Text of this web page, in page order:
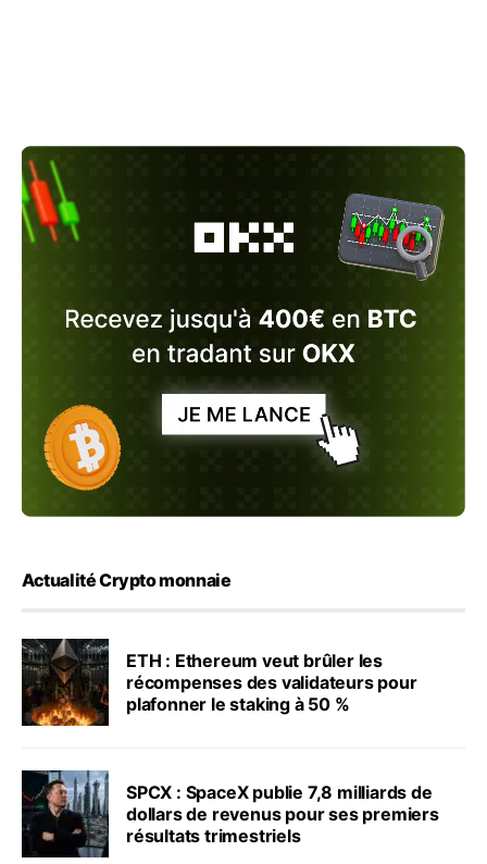
Actualité Crypto monnaie
ETH : Ethereum veut brûler les
récompenses des validateurs pour
plafonner le staking à 50 %
SPCX : SpaceX publie 7,8 milliards de
dollars de revenus pour ses premiers
résultats trimestriels